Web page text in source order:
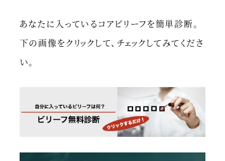
あなたに入っているコアビリーフを簡単診断。
下の画像をクリックして、チェックしてみてくださ
い。